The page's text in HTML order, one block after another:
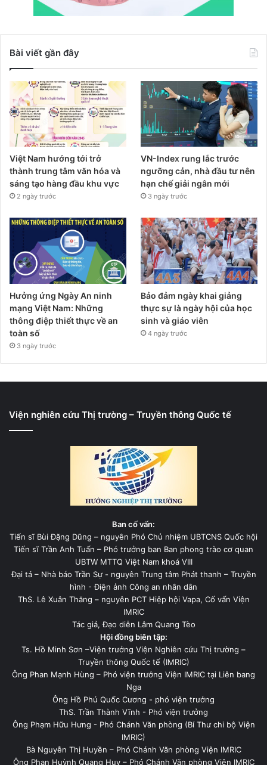
Bài viết gần đây
Việt Nam hướng tới trở
thành trung tâm văn hóa và
sáng tạo hàng đầu khu vực
2 ngày trước
VN-Index rung lắc trước
ngưỡng cản, nhà đầu tư nên
hạn chế giải ngân mới
3 ngày trước
Hưởng ứng Ngày An ninh
mạng Việt Nam: Những
thông điệp thiết thực về an
toàn số
3 ngày trước
Bảo đảm ngày khai giảng
thực sự là ngày hội của học
sinh và giáo viên
4 ngày trước
Viện nghiên cứu Thị trường – Truyền thông Quốc tế
Ban cố vấn:
Tiến sĩ Bùi Đặng Dũng – nguyên Phó Chủ nhiệm UBTCNS Quốc hội
Tiến sĩ Trần Anh Tuấn – Phó trưởng ban Ban phong trào cơ quan
UBTW MTTQ Việt Nam khoá VIII
Đại tá – Nhà báo Trần Sự - nguyên Trung tâm Phát thanh – Truyền
hình - Điện ảnh Công an nhân dân
ThS. Lê Xuân Thăng – nguyên PCT Hiệp hội Vapa, Cố vấn Viện
IMRIC
Tác giả, Đạo diễn Lâm Quang Tèo
Hội đồng biên tập:
Ts. Hồ Minh Sơn –Viện trưởng Viện Nghiên cứu Thị trường –
Truyền thông Quốc tế (IMRIC)
Ông Phan Mạnh Hùng – Phó viện trưởng Viện IMRIC tại Liên bang
Nga
Ông Hồ Phú Quốc Cương - phó viện trưởng
ThS. Trần Thành Vĩnh - Phó viện trưởng
Ông Phạm Hữu Hưng - Phó Chánh Văn phòng (Bí Thư chi bộ Viện
IMRIC)
Bà Nguyễn Thị Huyền – Phó Chánh Văn phòng Viện IMRIC
Ông Phan Huỳnh Quang Huy – Phó Chánh Văn phòng Viện IMRIC